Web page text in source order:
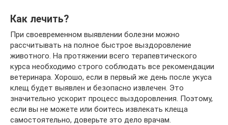
Как лечить?
При своевременном выявлении болезни можно
рассчитывать на полное быстрое выздоровление
животного. На протяжении всего терапевтического
курса необходимо строго соблюдать все рекомендации
ветеринара. Хорошо, если в первый же день после укуса
клещ будет выявлен и безопасно извлечен. Это
значительно ускорит процесс выздоровления. Поэтому,
если вы не можете или боитесь извлекать клеща
самостоятельно, доверьте это дело врачам.